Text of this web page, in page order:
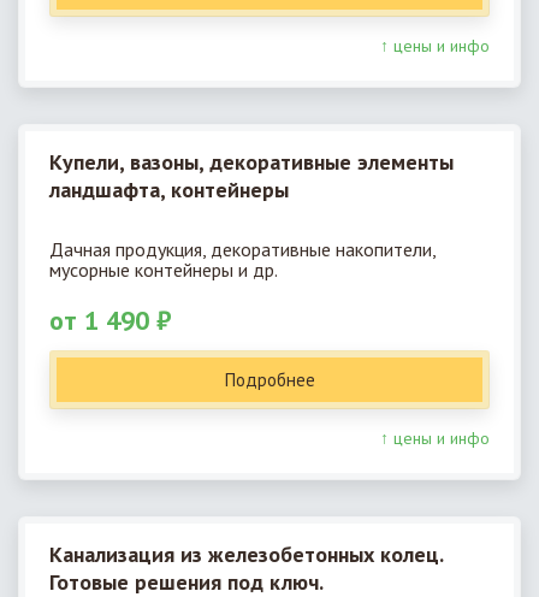
↑ цены и инфо
Купели, вазоны, декоративные элементы
ландшафта, контейнеры
Дачная продукция, декоративные накопители,
мусорные контейнеры и др.
от 1 490 ₽
Подробнее
↑ цены и инфо
Канализация из железобетонных колец.
Готовые решения под ключ.